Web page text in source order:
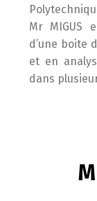
Mr MIGUS
d’une boite
et en
dans